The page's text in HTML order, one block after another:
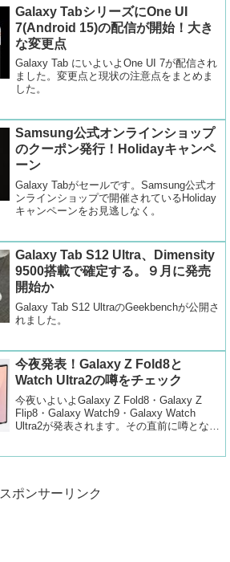
Galaxy TabシリーズにOne UI
7(Android 15)の配信が開始！大き
な変更点
Galaxy Tab にいよいよOne UI 7が配信され
ました。変更点と現状の注意点をまとめま
した。
Samsung公式オンラインショップ
のクーポン発行！Holidayキャンペ
ーン
Galaxy Tabがセールです。Samsung公式オ
ンラインショップで開催されているHoliday
キャンペーンをお見逃しなく。
Galaxy Tab S12 Ultra、Dimensity
9500搭載で確定する。９月に発売
開始か
Galaxy Tab S12 UltraのGeekbenchが公開さ
れました。
今夜発表！Galaxy Z Fold8と
Watch Ultra2の噂をチェック
今夜いよいよGalaxy Z Fold8・Galaxy Z
Flip8・Galaxy Watch9・Galaxy Watch
Ultra2が発表されます。その直前に噂となっ
スポンサーリンク